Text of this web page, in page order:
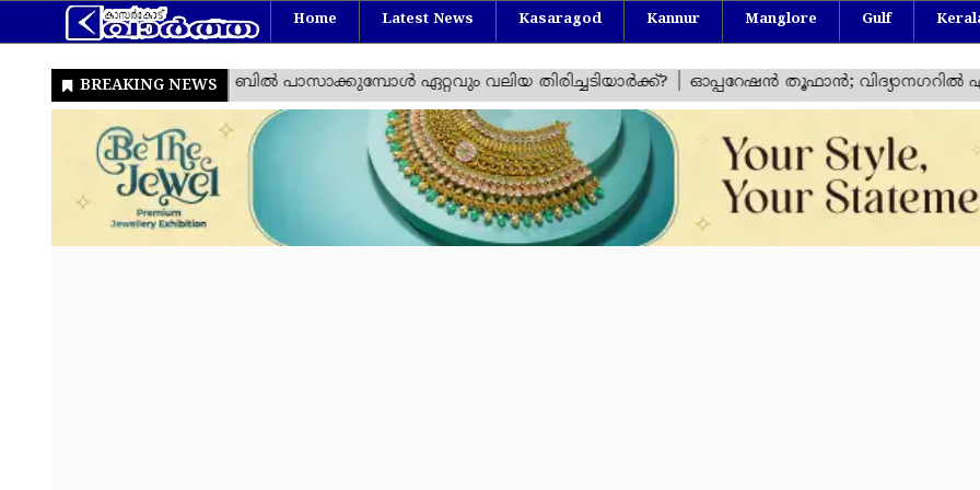
Home Latest News Kasaragod Kannur Manglore Gulf